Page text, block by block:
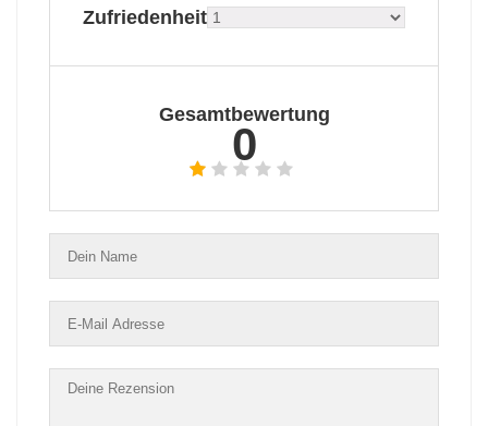
Zufriedenheit
Gesamtbewertung
0